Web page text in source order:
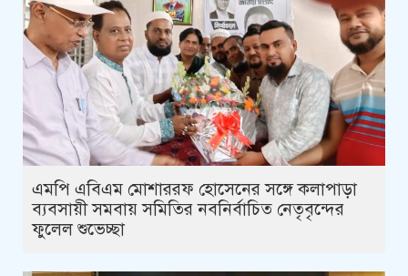
এমপি এবিএম মোশাররফ হোসেনের সঙ্গে কলাপাড়া
ব্যবসায়ী সমবায় সমিতির নবনির্বাচিত নেতৃবৃন্দের
ফুলেল শুভেচ্ছা